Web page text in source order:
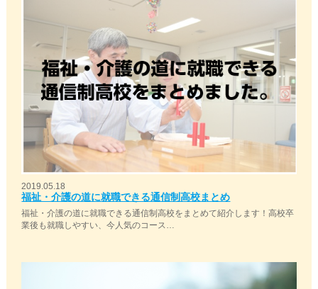
2019.05.18
福祉・介護の道に就職できる通信制高校まとめ
福祉・介護の道に就職できる通信制高校をまとめて紹介します！高校卒
業後も就職しやすい、今人気のコース…